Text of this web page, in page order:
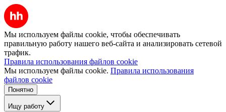
Мы используем файлы cookie, чтобы обеспечивать
правильную работу нашего веб-сайта и анализировать сетевой
трафик.
Правила использования файлов cookie
Мы используем файлы cookie. Правила использования
файлов cookie
Понятно
Ищу работу